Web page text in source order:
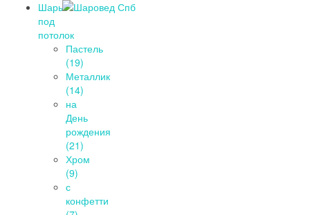
Шары
под
потолок
Пастель
(19)
Металлик
(14)
на
День
рождения
(21)
Хром
(9)
с
конфетти